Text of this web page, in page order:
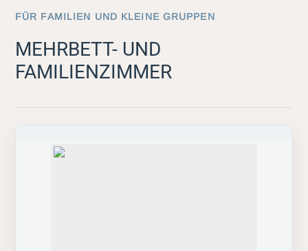
FÜR FAMILIEN UND KLEINE GRUPPEN
MEHRBETT- UND
FAMILIENZIMMER